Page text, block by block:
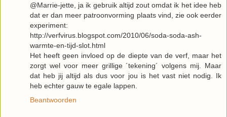
@Marrie-jette, ja ik gebruik altijd zout omdat ik het idee heb
dat er dan meer patroonvorming plaats vind, zie ook eerder
experiment:
http://verfvirus.blogspot.com/2010/06/soda-soda-ash-
warmte-en-tijd-slot.html
Het heeft geen invloed op de diepte van de verf, maar het
zorgt wel voor meer grillige ´tekening´ volgens mij. Maar
dat heb jij altijd als dus voor jou is het vast niet nodig. Ik
heb echter gauw te egale lappen.
Beantwoorden